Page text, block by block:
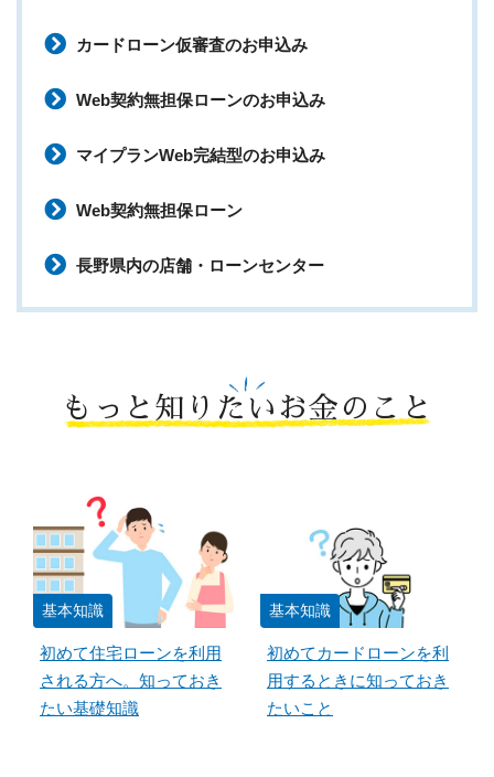
カードローン仮審査のお申込み
Web契約無担保ローンのお申込み
マイプランWeb完結型のお申込み
Web契約無担保ローン
長野県内の店舗・ローンセンター
もっと知りたいお金のこと
基本知識
初めて住宅ローンを利用
される方へ。知っておき
たい基礎知識
基本知識
初めてカードローンを利
用するときに知っておき
たいこと